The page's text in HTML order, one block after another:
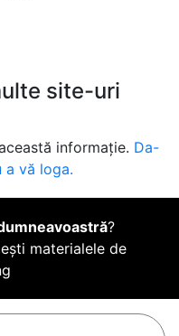
site-uri
informație. Da-
vă loga.
?
materialele de